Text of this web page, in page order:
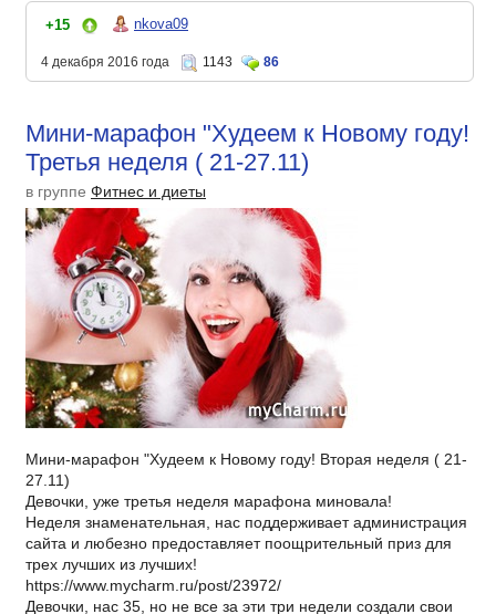
+15 nkova09
4 декабря 2016 года 1143 86
Мини-марафон "Худеем к Новому году!
Третья неделя ( 21-27.11)
в группе Фитнес и диеты
Мини-марафон "Худеем к Новому году! Вторая неделя ( 21-
27.11)
Девочки, уже третья неделя марафона миновала!
Неделя знаменательная, нас поддерживает администрация
сайта и любезно предоставляет поощрительный приз для
трех лучших из лучших!
https://www.mycharm.ru/post/23972/
Девочки, нас 35, но не все за эти три недели создали свои